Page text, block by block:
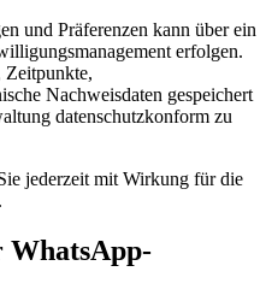
und Präferenzen kann über ein
erfolgen.
Zeitpunkte,
Nachweisdaten gespeichert
datenschutzkonform zu
jederzeit mit Wirkung für die
WhatsApp-